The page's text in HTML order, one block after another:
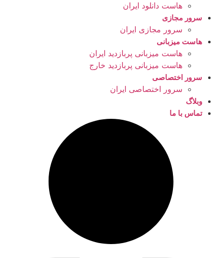
هاست دانلود ایران
سرور مجازی
سرور مجازی ایران
هاست میزبانی
هاست میزبانی پربازدید ایران
هاست میزبانی پربازدید خارج
سرور اختصاصی
سرور اختصاصی ایران
وبلاگ
تماس با ما